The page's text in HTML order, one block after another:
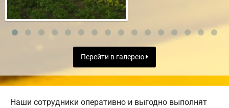
Перейти в галерею
Наши сотрудники оперативно и выгодно выполнят